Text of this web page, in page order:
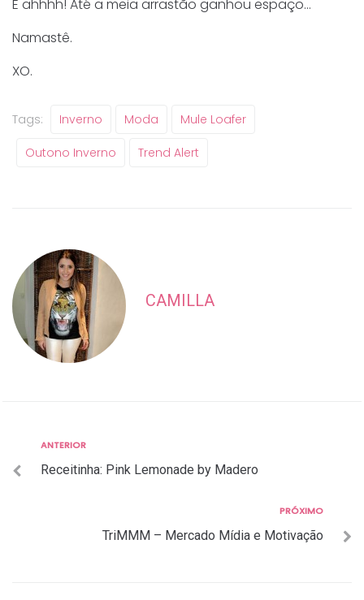
E ahhhh! Até a meia arrastão ganhou espaço…
Namastê.
XO.
Tags: Inverno Moda Mule Loafer
Outono Inverno Trend Alert
CAMILLA
Navegação
de
Anterior
ANTERIOR
Receitinha: Pink Lemonade by Madero
PRÓXIMO
TriMMM – Mercado Mídia e Motivação